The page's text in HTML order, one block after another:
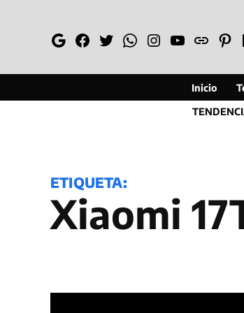
GoogleFacebook
TwitterWhatsapp
Instagram
YouTube
Web
Inicio
ETIQUETA:
Xiaomi